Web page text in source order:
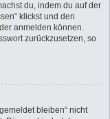
du, indem du auf der
klickst und den
anmelden können.
zurückzusetzen, so
bleiben“ nicht